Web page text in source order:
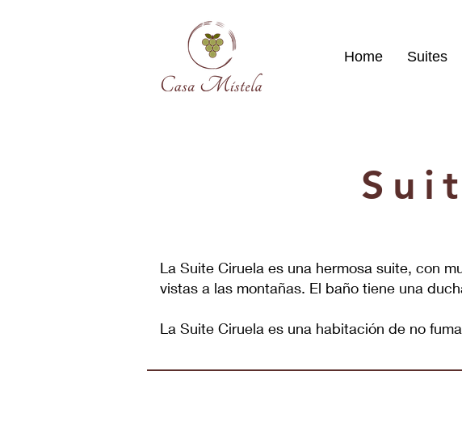
Home Suites
La Suite Ciruela es una hermosa suite, con
vistas a las montañas. El baño tiene una
La Suite Ciruela es una habitación de no